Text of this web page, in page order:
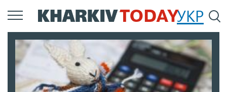
Перейти
к
содержанию
УКР